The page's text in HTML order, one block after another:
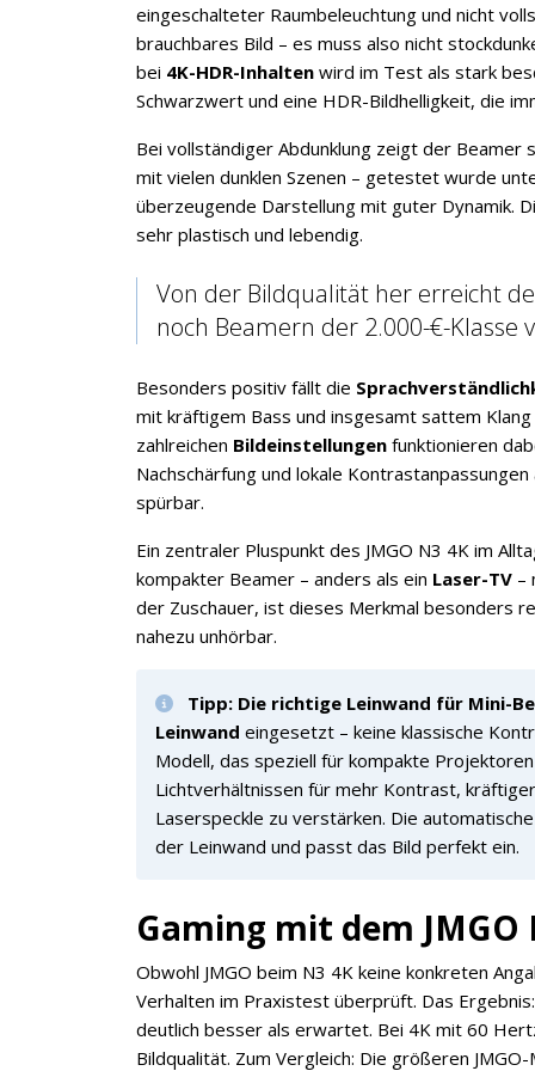
eingeschalteter Raumbeleuchtung und nicht
brauchbares Bild – es muss also nicht
bei 4K-HDR-Inhalten wird im Test als stark
Schwarzwert und eine HDR-Bildhelligkeit, die
Bei vollständiger Abdunklung zeigt der Beamer
mit vielen dunklen Szenen – getestet wurde
überzeugende Darstellung mit guter Dynamik.
sehr plastisch und lebendig.
Von der Bildqualität her erreicht
noch Beamern der 2.000-€-Klasse
Besonders positiv fällt die
mit kräftigem Bass und insgesamt sattem
zahlreichen Bildeinstellungen funktionieren
Nachschärfung und lokale
spürbar.
Ein zentraler Pluspunkt des JMGO N3 4K im
kompakter Beamer – anders als ein Laser-TV –
der Zuschauer, ist dieses Merkmal besonders
nahezu unhörbar.
Tipp: Die richtige Leinwand für Mini-
Leinwand eingesetzt – keine klassische
Modell, das speziell für kompakte
Lichtverhältnissen für mehr Kontrast,
Laserspeckle zu verstärken. Die
der Leinwand und passt das Bild perfekt ein.
Gaming mit dem JMGO
Obwohl JMGO beim N3 4K keine konkreten
Verhalten im Praxistest überprüft. Das
deutlich besser als erwartet. Bei 4K mit 60
Bildqualität. Zum Vergleich: Die größeren